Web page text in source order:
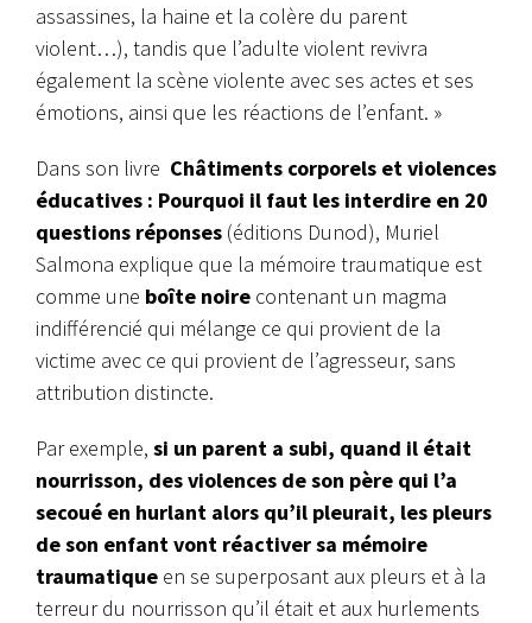
assassines, la haine et la colère du parent
violent…), tandis que l’adulte violent revivra
également la scène violente avec ses actes et ses
émotions, ainsi que les réactions de l’enfant. »
Dans son livre Châtiments corporels et violences
éducatives : Pourquoi il faut les interdire en 20
questions réponses (éditions Dunod), Muriel
Salmona explique que la mémoire traumatique est
comme une boîte noire contenant un magma
indifférencié qui mélange ce qui provient de la
victime avec ce qui provient de l’agresseur, sans
attribution distincte.
Par exemple, si un parent a subi, quand il était
nourrisson, des violences de son père qui l’a
secoué en hurlant alors qu’il pleurait, les pleurs
de son enfant vont réactiver sa mémoire
traumatique en se superposant aux pleurs et à la
terreur du nourrisson qu’il était et aux hurlements